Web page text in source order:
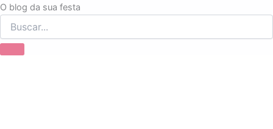
O blog da sua festa
Ir
para
o